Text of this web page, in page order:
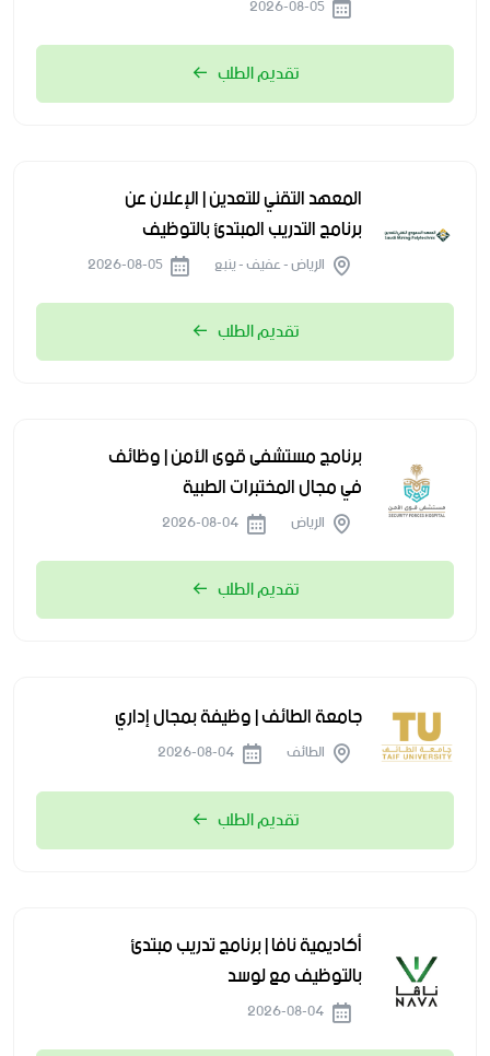
تقديم الطلب
المعهد التقني للتعدين | الإعلان عن
برنامج التدريب المبتدئ بالتوظيف
الرياض - عفيف - ينبع
تقديم الطلب
برنامج مستشفى قوى الأمن | وظائف
في مجال المختبرات الطبية
الرياض
تقديم الطلب
جامعة الطائف | وظيفة بمجال إداري
الطائف
تقديم الطلب
أكاديمية نافا | برنامج تدريب مبتدئ
بالتوظيف مع لوسد